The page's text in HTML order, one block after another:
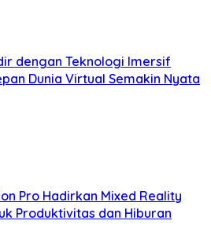
dengan Teknologi Imersif
Dunia Virtual Semakin Nyata
Pro Hadirkan Mixed Reality
Produktivitas dan Hiburan